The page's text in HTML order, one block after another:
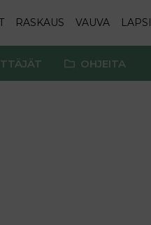
RASKAUS VAUVA LAPSI
OHJEITA